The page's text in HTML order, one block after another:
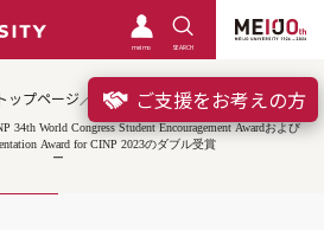
meimo SEARCH
ご支援をお考えの方
ップページ／受賞
World Congress Student Encouragement Awardおよび
Award for CINP 2023のダブル受賞